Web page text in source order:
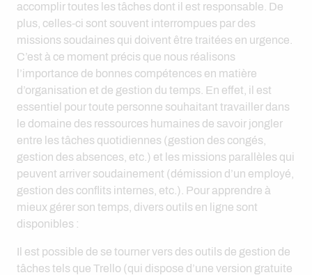
accomplir toutes les tâches dont il est responsable. De
plus, celles-ci sont souvent interrompues par des
missions soudaines qui doivent être traitées en urgence.
C’est à ce moment précis que nous réalisons
l’importance de bonnes compétences en matière
d’organisation et de gestion du temps. En effet, il est
essentiel pour toute personne souhaitant travailler dans
le domaine des ressources humaines de savoir jongler
entre les tâches quotidiennes (gestion des congés,
gestion des absences, etc.) et les missions parallèles qui
peuvent arriver soudainement (démission d’un employé,
gestion des conflits internes, etc.). Pour apprendre à
mieux gérer son temps, divers outils en ligne sont
disponibles :
Il est possible de se tourner vers des outils de gestion de
tâches tels que Trello (qui dispose d’une version gratuite